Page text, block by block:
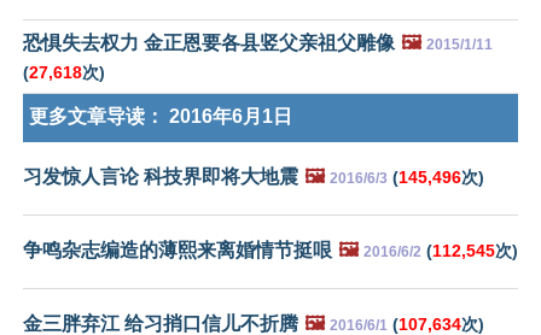
恐惧失去权力 金正恩要各县竖父亲祖父雕像 🖼️ 2015/1/11
(27,618次)
更多文章导读： 2016年6月1日
习发惊人言论 科技界即将大地震 🖼️ 2016/6/3 (145,496次)
争鸣杂志编造的薄熙来离婚情节挺哏 🖼️ 2016/6/2 (112,545次)
金三胖弃江 给习捎口信儿不折腾 🖼️ 2016/6/1 (107,634次)